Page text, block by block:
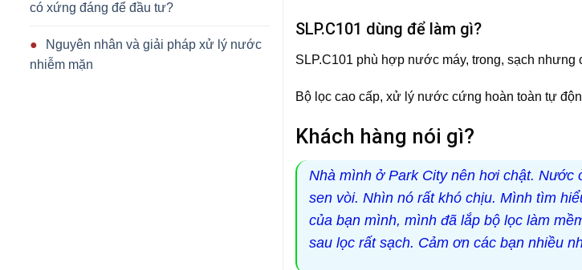
có xứng đáng để đầu tư?
Nguyên nhân và giải pháp xử lý nước
nhiễm mặn
SLP.C101 dùng để làm gì?
SLP.C101 phù hợp nước máy, trong, sạch nhưng
Bộ lọc cao cấp, xử lý nước cứng hoàn toàn tự
Khách hàng nói gì?
Nhà mình ở Park City nên hơi chật. Nước
sen vòi. Nhìn nó rất khó chịu. Mình tìm
của bạn mình, mình đã lắp bộ lọc làm
sau lọc rất sạch. Cảm ơn các bạn nhiều